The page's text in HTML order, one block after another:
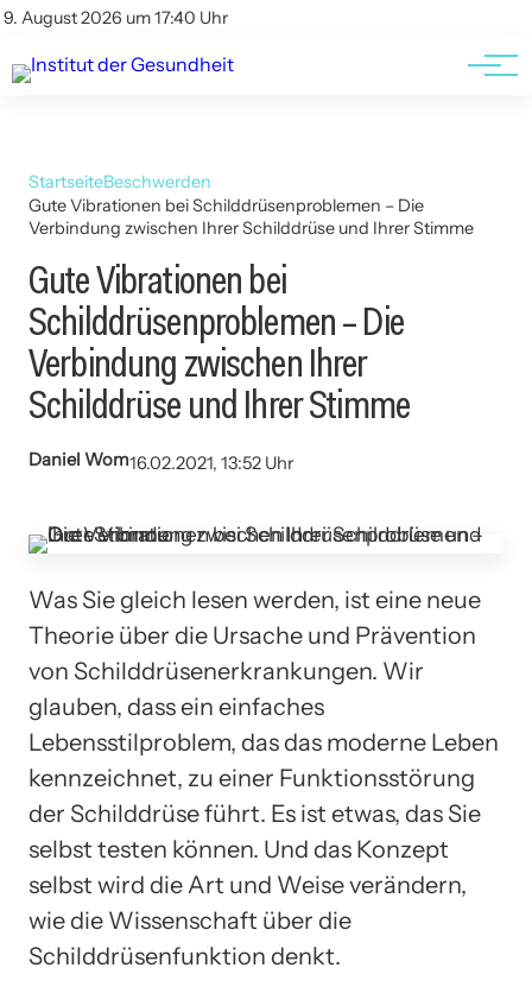
9. August 2026 um 17:40 Uhr
Kontakt
Kontakt
AGBs
StartseiteBeschwerden
Gute Vibrationen bei Schilddrüsenproblemen – Die
Verbindung zwischen Ihrer Schilddrüse und Ihrer Stimme
Gute Vibrationen bei
Schilddrüsenproblemen – Die
Verbindung zwischen Ihrer
Schilddrüse und Ihrer Stimme
Daniel Wom16.02.2021, 13:52 Uhr
Was Sie gleich lesen werden, ist eine neue
Theorie über die Ursache und Prävention
von Schilddrüsenerkrankungen. Wir
glauben, dass ein einfaches
Lebensstilproblem, das das moderne Leben
kennzeichnet, zu einer Funktionsstörung
der Schilddrüse führt. Es ist etwas, das Sie
selbst testen können. Und das Konzept
selbst wird die Art und Weise verändern,
wie die Wissenschaft über die
Schilddrüsenfunktion denkt.